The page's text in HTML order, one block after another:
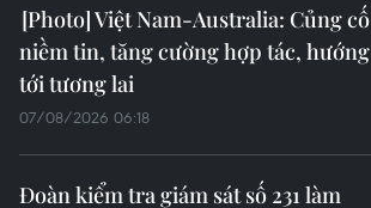
Việt Nam-Australia: Củng cố
niềm tin, tăng cường hợp tác, hướng
tới tương lai
07/08/2026 06:18
Đoàn kiểm tra giám sát số 231 làm